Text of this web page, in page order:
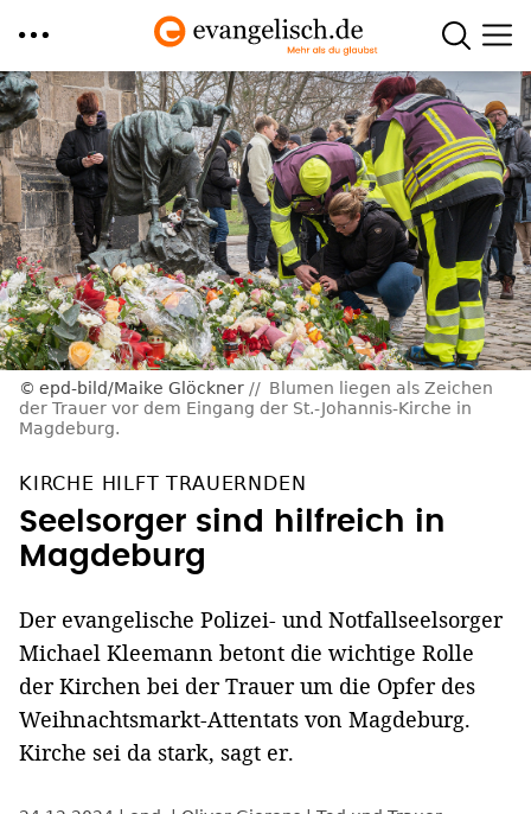
Direkt
zum
Inhalt
epd-bild/Maike Glöckner
Blumen liegen als Zeichen
der Trauer vor dem Eingang der St.-Johannis-Kirche in
Magdeburg.
KIRCHE HILFT TRAUERNDEN
Seelsorger sind hilfreich in
Magdeburg
Der evangelische Polizei- und Notfallseelsorger
Michael Kleemann betont die wichtige Rolle
der Kirchen bei der Trauer um die Opfer des
Weihnachtsmarkt-Attentats von Magdeburg.
Kirche sei da stark, sagt er.